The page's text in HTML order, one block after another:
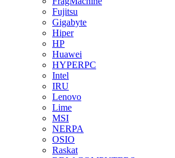
Fujitsu
Gigabyte
Hiper
HP
Huawei
HYPERPC
Intel
IRU
Lenovo
Lime
MSI
NERPA
OSIO
Raskat